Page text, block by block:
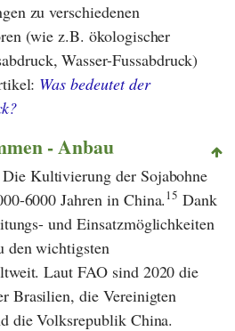
zu verschiedenen
(wie z.B. ökologischer
Wasser-Fussabdruck)
Was bedeutet der
- Anbau
Kultivierung der Sojabohne
6000 Jahren in China.15 Dank
und Einsatzmöglichkeiten
den wichtigsten
LautFAOsind 2020 die
Brasilien, die Vereinigten
die Volksrepublik China.